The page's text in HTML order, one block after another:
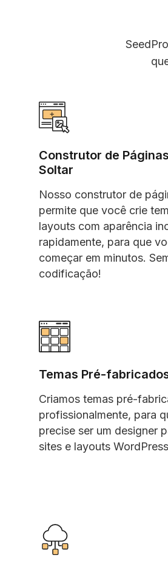
Construtor de
Soltar
Nosso construtor de
permite que você crie
layouts com aparência
rapidamente, para que
começar em minutos.
codificação!
Temas Pré-
Criamos temas pré-
profissionalmente, para
precise ser um designer
sites e layouts